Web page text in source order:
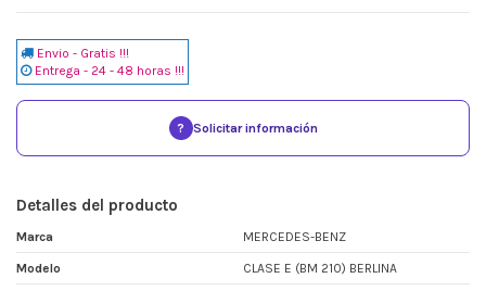
Envio - Gratis !!!
Entrega - 24 - 48 horas !!!
? Solicitar información
Detalles del producto
Marca MERCEDES-BENZ
Modelo CLASE E (BM 210) BERLINA